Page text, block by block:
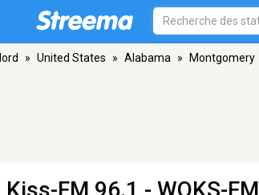
» United States » Alabama » Montgomery